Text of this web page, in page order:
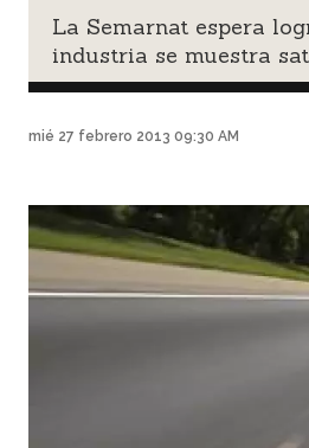
La Semarnat espera
industria se muestra
mié 27 febrero 2013 09:30 AM